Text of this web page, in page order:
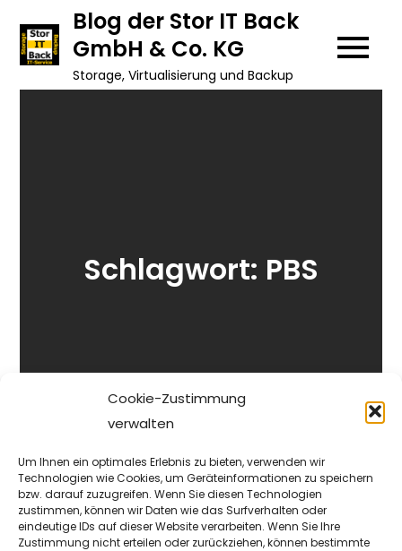
Cookie-Zustimmung
verwalten
Um Ihnen ein optimales Erlebnis zu bieten, verwenden wir
Technologien wie Cookies, um Geräteinformationen zu speichern
bzw. darauf zuzugreifen. Wenn Sie diesen Technologien
zustimmen, können wir Daten wie das Surfverhalten oder
eindeutige IDs auf dieser Website verarbeiten. Wenn Sie Ihre
Zustimmung nicht erteilen oder zurückziehen, können bestimmte
content
Blog der Stor IT Back
GmbH & Co. KG
Storage, Virtualisierung und Backup
Schlagwort: PBS
ALLGEMEIN ,NEWS 3. NOVEMBER 2025
Race Condition bei Garbage Collection